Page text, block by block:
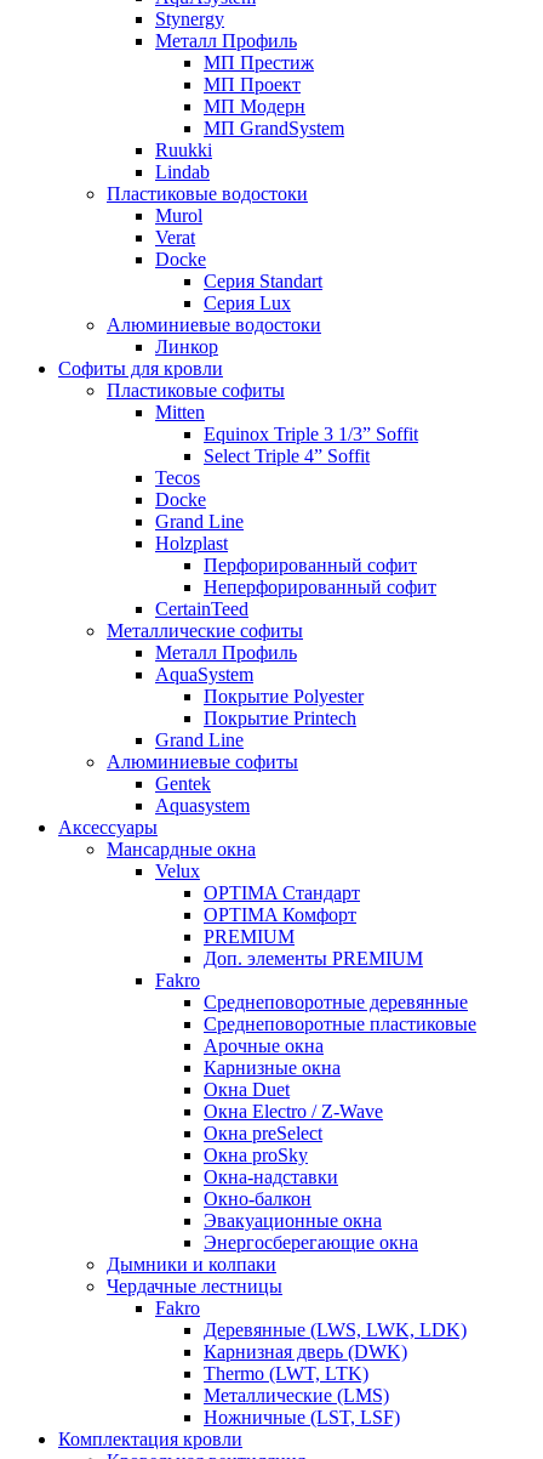
Stynergy
Металл Профиль
МП Престиж
МП Проект
МП Модерн
МП GrandSystem
Ruukki
Lindab
Пластиковые водостоки
Murol
Verat
Docke
Серия Standart
Серия Lux
Алюминиевые водостоки
Линкор
Софиты для кровли
Пластиковые софиты
Mitten
Equinox Triple 3 1/3” Soffit
Select Triple 4” Soffit
Tecos
Docke
Grand Line
Holzplast
Перфорированный софит
Неперфорированный софит
CertainTeed
Металлические софиты
Металл Профиль
AquaSystem
Покрытие Polyester
Покрытие Printech
Grand Line
Алюминиевые софиты
Gentek
Aquasystem
Аксессуары
Мансардные окна
Velux
OPTIMA Стандарт
OPTIMA Комфорт
PREMIUM
Доп. элементы PREMIUM
Fakro
Cреднеповоротные деревянные
Cреднеповоротные пластиковые
Арочные окна
Карнизные окна
Окна Duet
Окна Electro / Z-Wave
Окна preSelect
Окна proSky
Окна-надставки
Окно-балкон
Эвакуационные окна
Энергосберегающие окна
Дымники и колпаки
Чердачные лестницы
Fakro
Деревянные (LWS, LWK, LDK)
Карнизная дверь (DWK)
Thermo (LWT, LTK)
Металлические (LMS)
Ножничные (LST, LSF)
Комплектация кровли